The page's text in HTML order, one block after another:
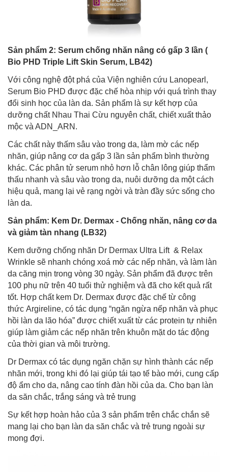
Sản phẩm 2: Serum chống nhăn nâng có gấp 3 lần (
Bio PHD Triple Lift Skin Serum, LB42)
Với công nghệ đột phá của Viện nghiên cứu Lanopearl,
Serum Bio PHD được đặc chế hòa nhịp với quá trình thay
đổi sinh học của làn da. Sản phẩm là sự kết hợp của
dưỡng chất Nhau Thai Cừu nguyên chất, chiết xuất thảo
mộc và ADN_ARN.
Các chất này thấm sâu vào trong da, làm mờ các nếp
nhăn, giúp nâng cơ da gấp 3 lần sản phẩm bình thường
khác. Các phân tử serum nhỏ hơn lỗ chân lông giúp thẩm
thấu nhanh và sâu vào trong da, nuôi dưỡng da một cách
hiệu quả, mang lại vẻ rạng ngời và tràn đầy sức sống cho
làn da.
Sản phẩm: Kem Dr. Dermax - Chống nhăn, nâng cơ da
và giảm tàn nhang (LB32)
Kem dưỡng chống nhăn Dr Dermax Ultra Lift & Relax
Wrinkle sẽ nhanh chóng xoá mờ các nếp nhăn, và làm làn
da căng mịn trong vòng 30 ngày. Sản phẩm đã được trên
100 phụ nữ trên 40 tuổi thử nghiệm và đã cho kết quả rất
tốt. Hợp chất kem Dr. Dermax được đặc chế từ công
thức Argireline, có tác dụng “ngăn ngừa nếp nhăn và phục
hồi làn da lão hóa” được chiết xuất từ các protein tự nhiên
giúp làm giảm các nếp nhăn trên khuôn mặt do tác động
của thời gian và môi trường.
Dr Dermax có tác dụng ngăn chặn sự hình thành các nếp
nhăn mới, trong khi đó lại giúp tái tạo tế bào mới, cung cấp
độ ẩm cho da, nâng cao tính đàn hồi của da. Cho bạn làn
da săn chắc, trắng sáng và trẻ trung
Sự kết hợp hoàn hảo của 3 sản phẩm trên chắc chắn sẽ
mang lại cho bạn làn da săn chắc và trẻ trung ngoài sự
mong đợi.